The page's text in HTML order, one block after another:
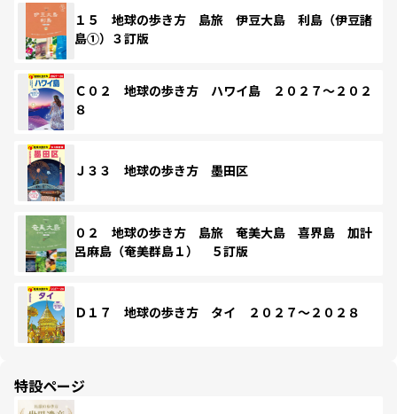
１５ 地球の歩き方 島旅 伊豆大島 利島（伊豆諸
島①）３訂版
Ｃ０２ 地球の歩き方 ハワイ島 ２０２７～２０２
８
Ｊ３３ 地球の歩き方 墨田区
０２ 地球の歩き方 島旅 奄美大島 喜界島 加計
呂麻島（奄美群島１） ５訂版
Ｄ１７ 地球の歩き方 タイ ２０２７～２０２８
特設ページ